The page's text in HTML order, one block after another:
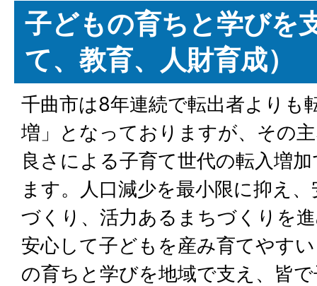
子どもの育ちと学びを
て、教育、人財育成）
千曲市は8年連続で転出者よりも
増」となっておりますが、その
良さによる子育て世代の転入増
ます。人口減少を最小限に抑え
づくり、活力あるまちづくりを
安心して子どもを産み育てやす
の育ちと学びを地域で支え、皆